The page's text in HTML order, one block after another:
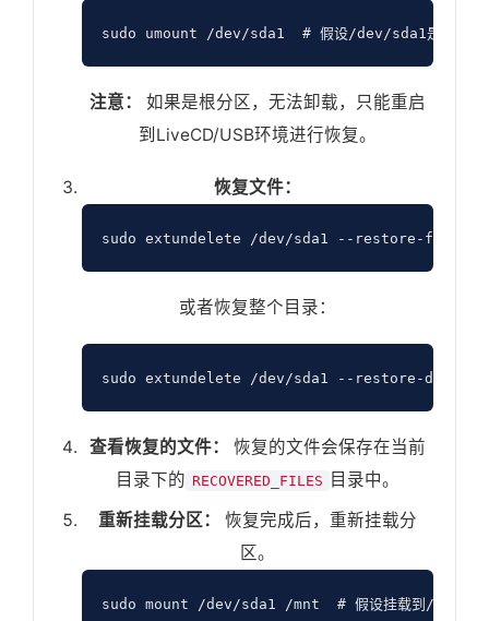
注意：
如果是根分区，无法卸载，只能重启
到LiveCD/USB环境进行恢复。
恢复文件：
或者恢复整个目录：
查看恢复的文件：
恢复的文件会保存在当前
目录下的 RECOVERED_FILES
目录中。
重新挂载分区：
恢复完成后，重新挂载分
区。